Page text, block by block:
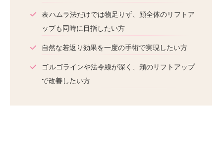
表ハムラ法だけでは物足りず、顔全体のリフトア
ップも同時に目指したい方
自然な若返り効果を一度の手術で実現したい方
ゴルゴラインや法令線が深く、頬のリフトアップ
で改善したい方